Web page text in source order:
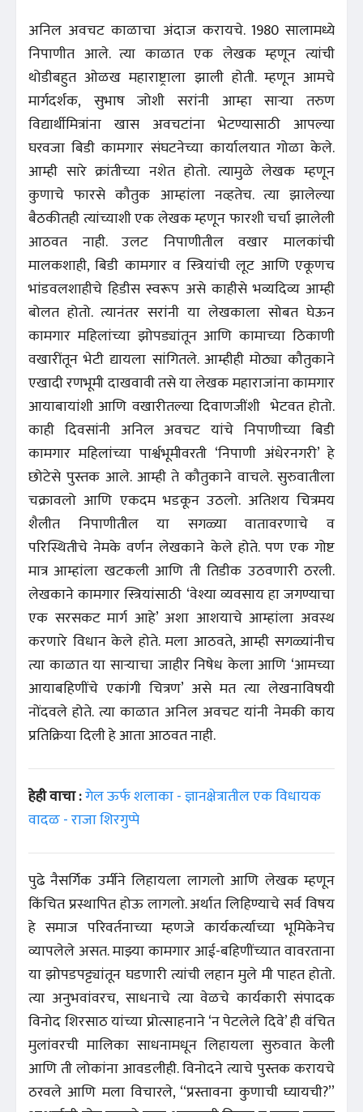
अनिल अवचट काळाचा अंदाज करायचे. 1980 सालामध्ये
निपाणीत आले. त्या काळात एक लेखक म्हणून त्यांची
थोडीबहुत ओळख महाराष्ट्राला झाली होती. म्हणून आमचे
मार्गदर्शक, सुभाष जोशी सरांनी आम्हा साऱ्या तरुण
विद्यार्थीमित्रांना खास अवचटांना भेटण्यासाठी आपल्या
घरवजा बिडी कामगार संघटनेच्या कार्यालयात गोळा केले.
आम्ही सारे क्रांतीच्या नशेत होतो. त्यामुळे लेखक म्हणून
कुणाचे फारसे कौतुक आम्हांला नव्हतेच. त्या झालेल्या
बैठकीतही त्यांच्याशी एक लेखक म्हणून फारशी चर्चा झालेली
आठवत नाही. उलट निपाणीतील वखार मालकांची
मालकशाही, बिडी कामगार व स्त्रियांची लूट आणि एकूणच
भांडवलशाहीचे हिडीस स्वरूप असे काहीसे भव्यदिव्य आम्ही
बोलत होतो. त्यानंतर सरांनी या लेखकाला सोबत घेऊन
कामगार महिलांच्या झोपड्यांतून आणि कामाच्या ठिकाणी
वखारींतून भेटी द्यायला सांगितले. आम्हीही मोठ्या कौतुकाने
एखादी रणभूमी दाखवावी तसे या लेखक महाराजांना कामगार
आयाबायांशी आणि वखारीतल्या दिवाणजींशी भेटवत होतो.
काही दिवसांनी अनिल अवचट यांचे निपाणीच्या बिडी
कामगार महिलांच्या पार्श्वभूमीवरती ‘निपाणी अंधेरनगरी’ हे
छोटेसे पुस्तक आले. आम्ही ते कौतुकाने वाचले. सुरुवातीला
चक्रावलो आणि एकदम भडकून उठलो. अतिशय चित्रमय
शैलीत निपाणीतील या सगळ्या वातावरणाचे व
परिस्थितीचे नेमके वर्णन लेखकाने केले होते. पण एक गोष्ट
मात्र आम्हांला खटकली आणि ती तिडीक उठवणारी ठरली.
लेखकाने कामगार स्त्रियांसाठी ‘वेश्या व्यवसाय हा जगण्याचा
एक सरसकट मार्ग आहे’ अशा आशयाचे आम्हांला अवस्थ
करणारे विधान केले होते. मला आठवते, आम्ही सगळ्यांनीच
त्या काळात या साऱ्याचा जाहीर निषेध केला आणि ‘आमच्या
आयाबहिणींचे एकांगी चित्रण’ असे मत त्या लेखनाविषयी
नोंदवले होते. त्या काळात अनिल अवचट यांनी नेमकी काय
प्रतिक्रिया दिली हे आता आठवत नाही.
हेही वाचा :गेल ऊर्फ शलाका - ज्ञानक्षेत्रातील एक विधायक
वादळ - राजा शिरगुप्पे
पुढे नैसर्गिक उर्मीने लिहायला लागलो आणि लेखक म्हणून
किंचित प्रस्थापित होऊ लागलो. अर्थात लिहिण्याचे सर्व विषय
हे समाज परिवर्तनाच्या म्हणजे कार्यकर्त्याच्या भूमिकेनेच
व्यापलेले असत. माझ्या कामगार आई-बहिणींच्यात वावरताना
या झोपडपट्ट्यांतून घडणारी त्यांची लहान मुले मी पाहत होतो.
त्या अनुभवांवरच, साधनाचे त्या वेळचे कार्यकारी संपादक
विनोद शिरसाठ यांच्या प्रोत्साहनाने ‘न पेटलेले दिवे’ ही वंचित
मुलांवरची मालिका साधनामधून लिहायला सुरुवात केली
आणि ती लोकांना आवडलीही. विनोदने त्याचे पुस्तक करायचे
ठरवले आणि मला विचारले, ‘‘प्रस्तावना कुणाची घ्यायची?’’